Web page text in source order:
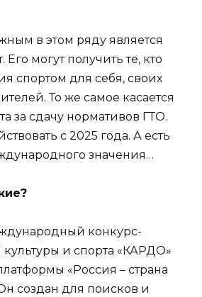
в этом ряду является
могут получить те, кто
спортом для себя, своих
То же самое касается
за сдачу нормативов ГТО.
с 2025 года. А есть
значения…
конкурс-
и спорта «КАРДО»
«Россия – страна
создан для поисков и